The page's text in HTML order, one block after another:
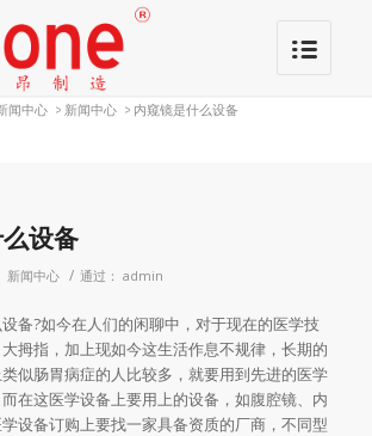
闻中心 > 新闻中心 > 内窥镜是什么设备
设备
新闻中心 / 通过： admin
?如今在人们的闲聊中，对于现在的医学技
拇指，加上现如今这生活作息不规律，长期的
似肠胃病症的人比较多，就要用到先进的医学
在这医学设备上要用上的设备，如腹腔镜、内
设备订购上要找一家具备资质的厂商，不同型